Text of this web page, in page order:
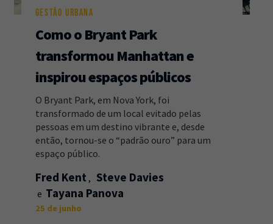
GESTÃO URBANA
Como o Bryant Park
transformou Manhattan e
inspirou espaços públicos
O Bryant Park, em Nova York, foi
transformado de um local evitado pelas
pessoas em um destino vibrante e, desde
então, tornou-se o “padrão ouro” para um
espaço público.
Fred Kent
Steve Davies
Tayana Panova
25 de junho